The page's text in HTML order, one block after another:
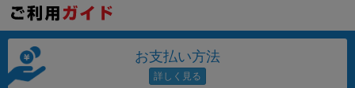
お支払い方法